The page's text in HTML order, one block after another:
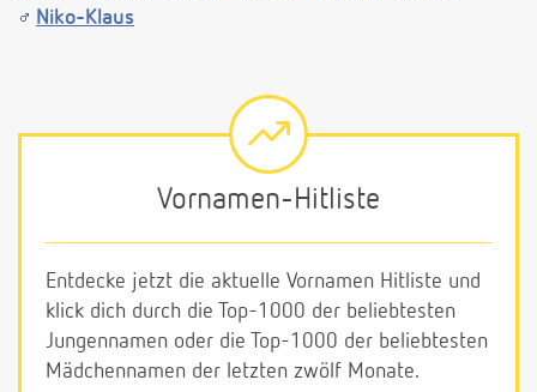
Niko-Klaus
Vornamen-Hitliste
Entdecke jetzt die aktuelle Vornamen Hitliste und
klick dich durch die Top-1000 der beliebtesten
Jungennamen oder die Top-1000 der beliebtesten
Mädchennamen der letzten zwölf Monate.